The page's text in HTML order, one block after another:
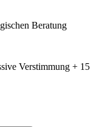
Beratung
Verstimmung + 15